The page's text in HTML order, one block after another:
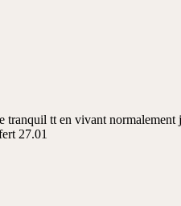
tranquil tt en vivant
27.01